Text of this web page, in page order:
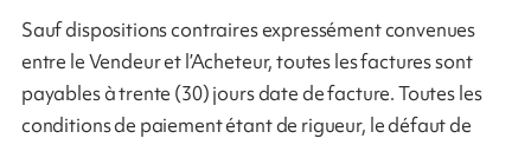
Sauf dispositions contraires expressément convenues
entre le Vendeur et l’Acheteur, toutes les factures sont
payables à trente (30) jours date de facture. Toutes les
conditions de paiement étant de rigueur, le défaut de